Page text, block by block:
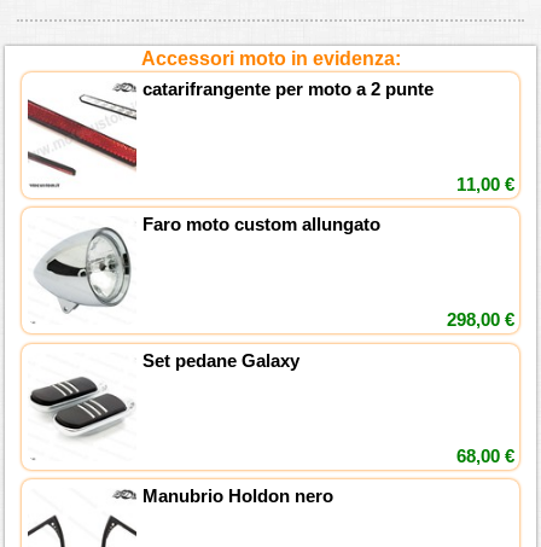
Accessori moto in evidenza:
catarifrangente per moto a 2 punte
11,00 €
Faro moto custom allungato
298,00 €
Set pedane Galaxy
68,00 €
Manubrio Holdon nero